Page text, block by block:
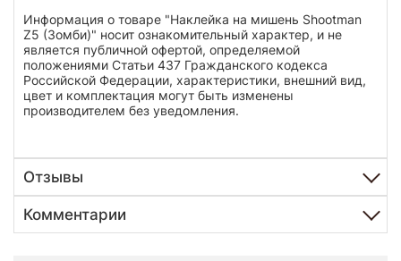
Информация о товаре "Наклейка на мишень Shootman
Z5 (Зомби)" носит ознакомительный характер, и не
является публичной офертой, определяемой
положениями Статьи 437 Гражданского кодекса
Российской Федерации, характеристики, внешний вид,
цвет и комплектация могут быть изменены
производителем без уведомления.
Отзывы
Комментарии